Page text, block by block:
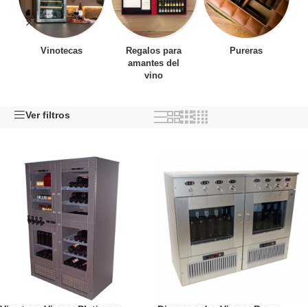
Vinotecas
Regalos para
amantes del
vino
Pureras
Ver filtros